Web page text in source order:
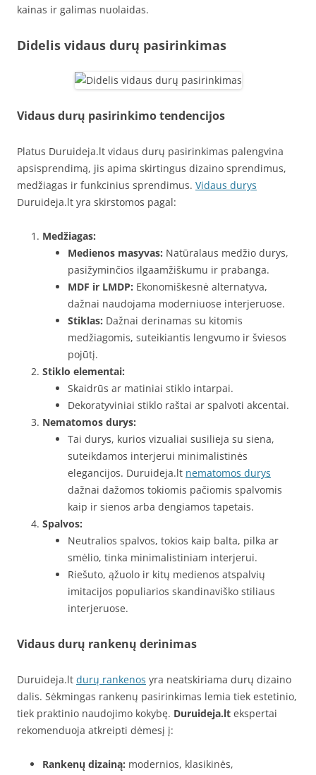
kainas ir galimas nuolaidas.
Didelis vidaus durų pasirinkimas
Vidaus durų pasirinkimo tendencijos
Platus Duruideja.lt vidaus durų pasirinkimas palengvina
apsisprendimą, jis apima skirtingus dizaino sprendimus,
medžiagas ir funkcinius sprendimus. Vidaus durys
Duruideja.lt yra skirstomos pagal:
Medžiagas:
Medienos masyvas: Natūralaus medžio durys,
pasižyminčios ilgaamžiškumu ir prabanga.
MDF ir LMDP: Ekonomiškesnė alternatyva,
dažnai naudojama moderniuose interjeruose.
Stiklas: Dažnai derinamas su kitomis
medžiagomis, suteikiantis lengvumo ir šviesos
pojūtį.
Stiklo elementai:
Skaidrūs ar matiniai stiklo intarpai.
Dekoratyviniai stiklo raštai ar spalvoti akcentai.
Nematomos durys:
Tai durys, kurios vizualiai susilieja su siena,
suteikdamos interjerui minimalistinės
elegancijos. Duruideja.lt nematomos durys
dažnai dažomos tokiomis pačiomis spalvomis
kaip ir sienos arba dengiamos tapetais.
Spalvos:
Neutralios spalvos, tokios kaip balta, pilka ar
smėlio, tinka minimalistiniam interjerui.
Riešuto, ąžuolo ir kitų medienos atspalvių
imitacijos populiarios skandinaviško stiliaus
interjeruose.
Vidaus durų rankenų derinimas
Duruideja.lt durų rankenos yra neatskiriama durų dizaino
dalis. Sėkmingas rankenų pasirinkimas lemia tiek estetinio,
tiek praktinio naudojimo kokybę. Duruideja.lt ekspertai
rekomenduoja atkreipti dėmesį į:
Rankenų dizainą: modernios, klasikinės,